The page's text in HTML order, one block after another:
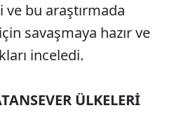
bu araştırmada
savaşmaya hazır ve
inceledi.
ÜLKELERİ